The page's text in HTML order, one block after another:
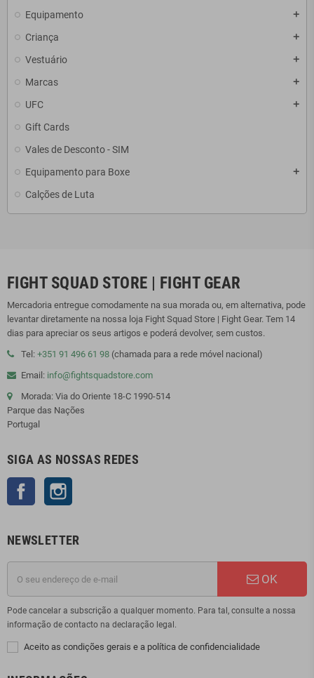
Equipamento add
Criança add
Vestuário add
Marcas add
UFC add
Gift Cards
Vales de Desconto - SIM
Equipamento para Boxe
add
Calções de Luta
FIGHT SQUAD STORE | FIGHT GEAR
Mercadoria entregue comodamente na sua morada ou, em alternativa, pode
levantar diretamente na nossa loja Fight Squad Store | Fight Gear. Tem 14
dias para apreciar os seus artigos e poderá devolver, sem custos.
Tel: +351 91 496 61 98 (chamada para a rede móvel nacional)
Email: info@fightsquadstore.com
Morada: Via do Oriente 18-C 1990-514
Parque das Nações
Portugal
SIGA AS NOSSAS REDES
Facebook
NEWSLETTER
OK
Pode cancelar a subscrição a qualquer momento. Para tal, consulte a nossa
informação de contacto na declaração legal.
Aceito as condições gerais e a política de confidencialidade